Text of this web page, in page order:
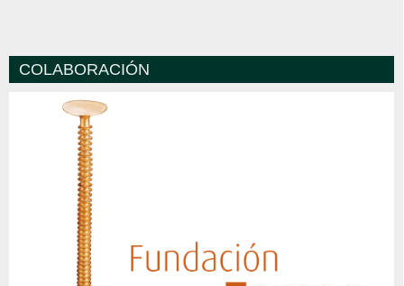
COLABORACIÓN